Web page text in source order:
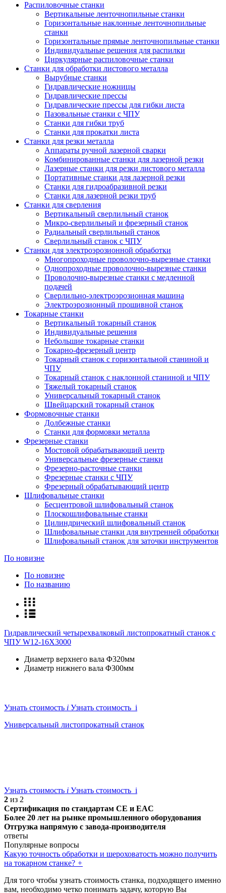
Распиловочные станки
Вертикальные ленточнопильные станки
Горизонтальные наклонные ленточнопильные
станки
Горизонтальные прямые ленточнопильные станки
Индивидуальные решения для распилки
Циркулярные распиловочные станки
Станки для обработки листового металла
Вырубные станки
Гидравлические ножницы
Гидравлические прессы
Гидравлические прессы для гибки листа
Пазовальные станки с ЧПУ
Станки для гибки труб
Станки для прокатки листа
Станки для резки металла
Аппараты ручной лазерной сварки
Комбинированные станки для лазерной резки
Лазерные станки для резки листового металла
Портативные станки для лазерной резки
Станки для гидроабразивной резки
Станки для лазерной резки труб
Станки для сверления
Вертикальный сверлильный станок
Микро-сверлильный и фрезерный станок
Радиальный сверлильный станок
Сверлильный станок с ЧПУ
Станки для электроэрозионной обработки
Многопроходные проволочно-вырезные станки
Однопроходные проволочно-вырезные станки
Проволочно-вырезные станки с медленной
подачей
Сверлильно-электроэрозионная машина
Электроэрозионный прошивной станок
Токарные станки
Вертикальный токарный станок
Индивидуальные решения
Небольшие токарные станки
Токарно-фрезерный центр
Токарный станок с горизонтальной станиной и
ЧПУ
Токарный станок с наклонной станиной и ЧПУ
Тяжелый токарный станок
Универсальный токарный станок
Швейцарский токарный станок
Формовочные станки
Долбежные станки
Станки для формовки металла
Фрезерные станки
Мостовой обрабатывающий центр
Универсальные фрезерные станки
Фрезерно-расточные станки
Фрезерные станки с ЧПУ
Фрезерный обрабатывающий центр
Шлифовальные станки
Беcцентровой шлифовальный станок
Плоскошлифовальные станки
Цилиндрический шлифовальный станок
Шлифовальные станки для внутренней обработки
Шлифовальный станок для заточки инструментов
По новизне
По новизне
По названию
Гидравлический четырехвалковый листопрокатный станок с
ЧПУ W12-16X3000
Диаметр верхнего вала Φ320мм
Диаметр нижнего вала Φ300мм
Узнать стоимость i Узнать стоимость i
Универсальный листопрокатный станок
Узнать стоимость i Узнать стоимость i
2 из 2
Сертификация по стандартам CE и EAC
Более 20 лет на рынке промышленного оборудования
Отгрузка напрямую с завода-производителя
ответы
Популярные вопросы
Какую точность обработки и шероховатость можно получить
на токарном станке? +
Для того чтобы узнать стоимость станка, подходящего именно
вам, необходимо четко понимать задачу, которую Вы